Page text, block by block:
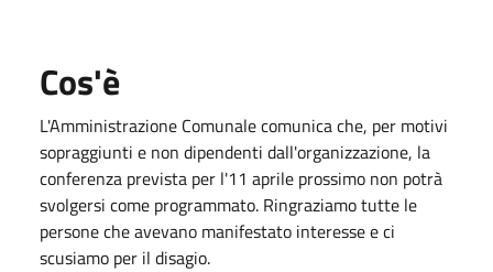
Cos'è
L'Amministrazione Comunale comunica che, per motivi
sopraggiunti e non dipendenti dall'organizzazione, la
conferenza prevista per l'11 aprile prossimo non potrà
svolgersi come programmato. Ringraziamo tutte le
persone che avevano manifestato interesse e ci
scusiamo per il disagio.